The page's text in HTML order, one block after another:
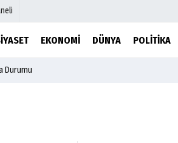
EKONOMI DÜNYA POLITIKA
Durumu